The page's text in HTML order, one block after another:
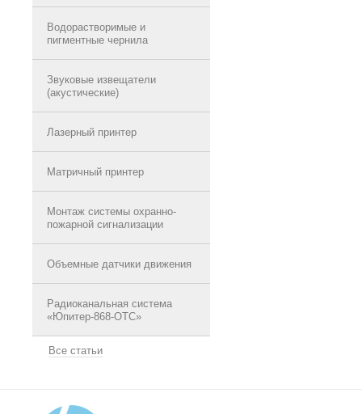
Водорастворимые и
пигментные чернила
Звуковые извещатели
(акустические)
Лазерный принтер
Матричный принтер
Монтаж системы охранно-
пожарной сигнализации
Объемные датчики движения
Радиоканальная система
«Юпитер-868-ОТС»
Все статьи